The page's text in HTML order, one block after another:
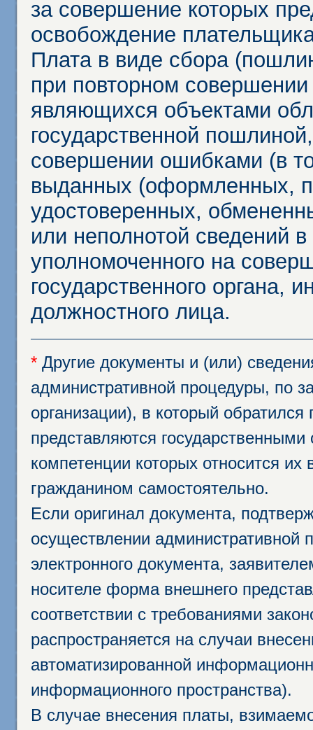
за совершение которых
освобождение
Плата в виде сбора
при повторном
являющихся объектами
государственной
совершении ошибками (в
выданных (оформленных,
удостоверенных,
или неполнотой сведений
уполномоченного на
государственного органа,
должностного лица.
* Другие документы и (или)
административной процедуры, по
организации), в который
представляются
компетенции которых относится
гражданином самостоятельно.
Если оригинал документа,
осуществлении административной
электронного документа,
носителе форма внешнего
соответствии с требованиями
распространяется на случаи
автоматизированной
информационного пространства).
В случае внесения платы,